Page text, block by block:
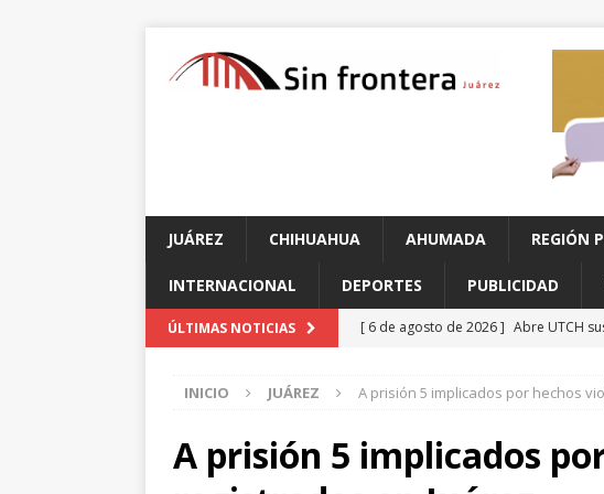
JUÁREZ CHIHUAHUA AHUMADA REGIÓN
INTERNACIONAL DEPORTES PUBLICIDAD
ÚLTIMAS NOTICIAS [ 6 de agosto de 2026 ] Abre UTCH
[ 6 de agosto de 2026 ] Reglas claras
CHIHUAHUA
[ 6 de agosto de 2026 ]
Destaca
INICIO JUÁREZ A prisión 5 implicados por hechos
A prisión 5 implicados